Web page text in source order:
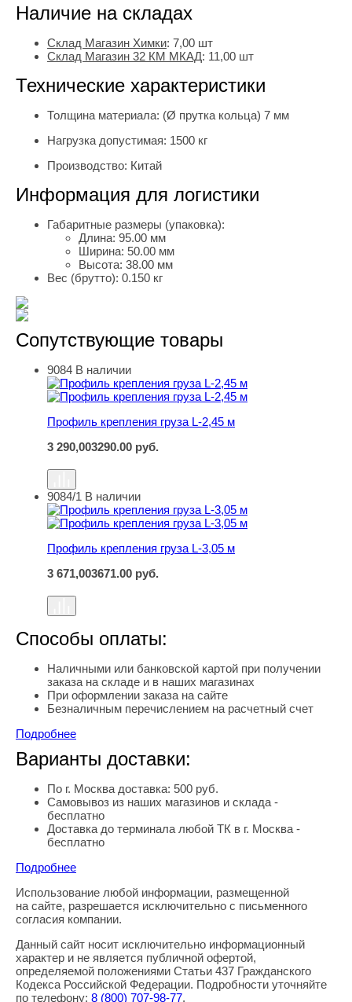
Наличие на складах
Склад Магазин Химки: 7,00 шт
Склад Магазин 32 КМ МКАД: 11,00 шт
Технические характеристики
Толщина материала: (Ø прутка кольца) 7 мм
Нагрузка допустимая: 1500 кг
Производство: Китай
Информация для логистики
Габаритные размеры (упаковка):
Длина: 95.00 мм
Ширина: 50.00 мм
Высота: 38.00 мм
Вес (брутто): 0.150 кг
Сопутствующие товары
Профиль крепления груза L-2,45 м
9084 В наличии
Профиль крепления груза L-2,45 м
3 290,003290.00 руб.
Профиль крепления груза L-3,05 м
9084/1 В наличии
Профиль крепления груза L-3,05 м
3 671,003671.00 руб.
Способы оплаты:
Наличными или банковской картой при получении
заказа на складе и в наших магазинах
При оформлении заказа на сайте
Безналичным перечислением на расчетный счет
Подробнее
Варианты доставки:
По г. Москва доставка: 500 руб.
Самовывоз из наших магазинов и склада -
бесплатно
Доставка до терминала любой ТК в г. Москва -
бесплатно
Подробнее
Правовая информация
Использование любой информации, размещенной
на сайте, разрешается исключительно с письменного
согласия компании.
Данный сайт носит исключительно информационный
характер и не является публичной офертой,
определяемой положениями Статьи 437 Гражданского
Кодекса Российской Федерации. Подробности уточняйте
по телефону: 8 (800) 707-98-77.